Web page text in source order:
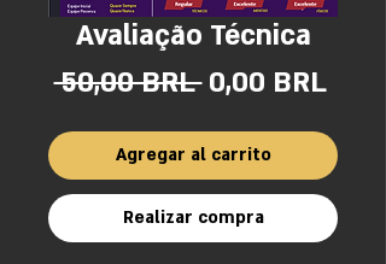
Avaliação Técnica
50,00 BRL Precio
0,00 BRL
Agregar al carrito
Realizar compra